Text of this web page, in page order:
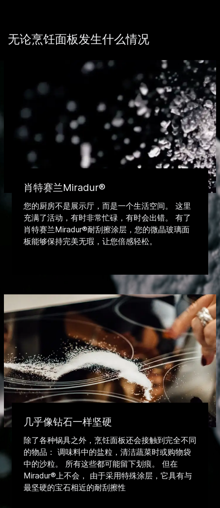
无论烹饪面板发生什么情况
肖特赛兰Miradur®
您的厨房不是展示厅，而是一个生活空间。 这里
充满了活动，有时非常忙碌，有时会出错。 有了
肖特赛兰Miradur®耐刮擦涂层，您的微晶玻璃面
板能够保持完美无瑕，让您倍感轻松。
几乎像钻石一样坚硬
除了各种锅具之外，烹饪面板还会接触到完全不同
的物品： 调味料中的盐粒，清洁蔬菜时或购物袋
中的沙粒。 所有这些都可能留下划痕。 但在
Miradur®上不会， 由于采用特殊涂层，它具有与
最坚硬的宝石相近的耐刮擦性